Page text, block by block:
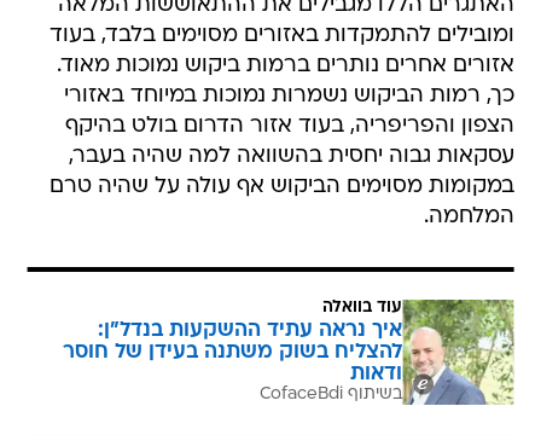
האתגרים הללו מגבילים את ההתאוששות המלאה
ומובילים להתמקדות באזורים מסוימים בלבד, בעוד
אזורים אחרים נותרים ברמות ביקוש נמוכות מאוד.
כך, רמות הביקוש נשמרות נמוכות במיוחד באזורי
הצפון והפריפריה, בעוד אזור הדרום בולט בהיקף
עסקאות גבוה יחסית בהשוואה למה שהיה בעבר,
במקומות מסוימים הביקוש אף עולה על שהיה טרם
המלחמה.
עוד בוואלה
איך נראה עתיד ההשקעות בנדל"ן:
להצליח בשוק משתנה בעידן של חוסר
ודאות
בשיתוף CofaceBdi